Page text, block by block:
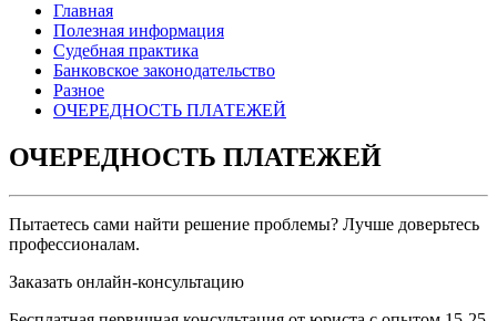
Главная
Полезная информация
Судебная практика
Банковское законодательство
Разное
ОЧЕРЕДНОСТЬ ПЛАТЕЖЕЙ
ОЧЕРЕДНОСТЬ ПЛАТЕЖЕЙ
Пытаетесь сами найти решение проблемы? Лучше доверьтесь
профессионалам.
Заказать онлайн-консультацию